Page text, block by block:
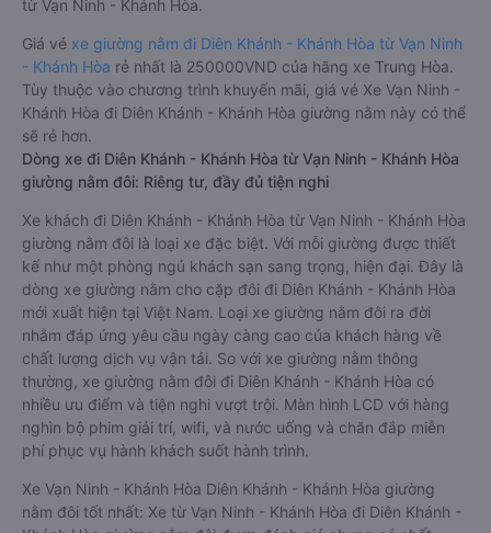
từ Vạn Ninh - Khánh Hòa.
Giá vé xe giường nằm đi Diên Khánh - Khánh Hòa từ Vạn Ninh
- Khánh Hòa rẻ nhất là 250000VND của hãng xe Trung Hòa.
Tùy thuộc vào chương trình khuyến mãi, giá vé Xe Vạn Ninh -
Khánh Hòa đi Diên Khánh - Khánh Hòa giường nằm này có thể
sẽ rẻ hơn.
Dòng xe đi Diên Khánh - Khánh Hòa từ Vạn Ninh - Khánh Hòa
giường nằm đôi: Riêng tư, đầy đủ tiện nghi
Xe khách đi Diên Khánh - Khánh Hòa từ Vạn Ninh - Khánh Hòa
giường nằm đôi là loại xe đặc biệt. Với mỗi giường được thiết
kế như một phòng ngủ khách sạn sang trọng, hiện đại. Đây là
dòng xe giường nằm cho cặp đôi đi Diên Khánh - Khánh Hòa
mới xuất hiện tại Việt Nam. Loại xe giường nằm đôi ra đời
nhằm đáp ứng yêu cầu ngày càng cao của khách hàng về
chất lượng dịch vụ vận tải. So với xe giường nằm thông
thường, xe giường nằm đôi đi Diên Khánh - Khánh Hòa có
nhiều ưu điểm và tiện nghi vượt trội. Màn hình LCD với hàng
nghìn bộ phim giải trí, wifi, và nước uống và chăn đắp miễn
phí phục vụ hành khách suốt hành trình.
Xe Vạn Ninh - Khánh Hòa Diên Khánh - Khánh Hòa giường
nằm đôi tốt nhất: Xe từ Vạn Ninh - Khánh Hòa đi Diên Khánh -